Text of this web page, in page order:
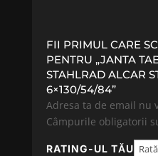
FII PRIMUL CARE
PENTRU „JANTA
STAHLRAD ALCAR
6×130/54/84”
Adresa ta de email nu
Câmpurile obligatorii
RATING-UL TĂU